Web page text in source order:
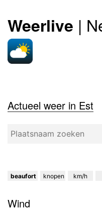
Weerlive |
Actueel weer in Est
beaufort knopen km/h
Wind